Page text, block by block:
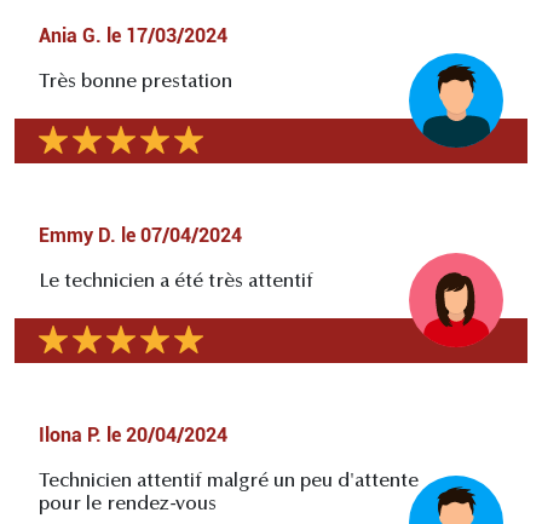
Ania G. le 17/03/2024
Très bonne prestation
Emmy D. le 07/04/2024
Le technicien a été très attentif
Ilona P. le 20/04/2024
Technicien attentif malgré un peu d'attente
pour le rendez-vous